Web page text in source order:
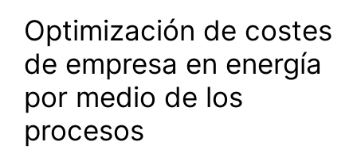
Optimización de costes
de empresa en energía
por medio de los
procesos